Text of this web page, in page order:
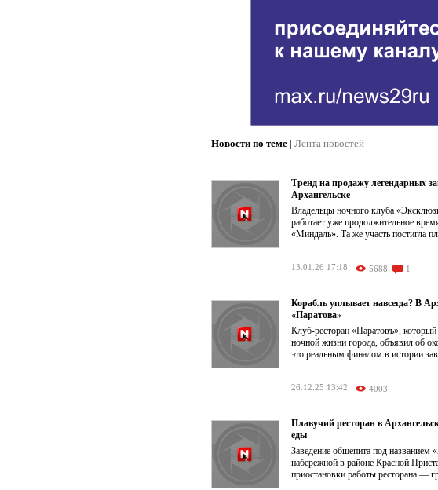
Новости по теме | Лента новостей
Тренд на продажу легендарных
Архангельске
Владельцы ночного клуба
работает уже продолжительное
«Миндаль». Та же участь постигла
13.01.26 17:18 5688 1
Корабль уплывает навсегда? В
«Паратова»
Клуб-ресторан «Паратовъ»,
ночной жизни города, объявил об
это реальным финалом в истории
26.12.25 13:42 4003
Плавучий ресторан в
еды
Заведение общепита под названием
набережной в районе Красной
приостановки работы ресторана —